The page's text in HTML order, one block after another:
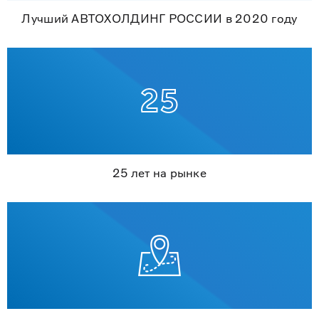
Лучший АВТОХОЛДИНГ РОССИИ в 2020 году
25 лет на рынке